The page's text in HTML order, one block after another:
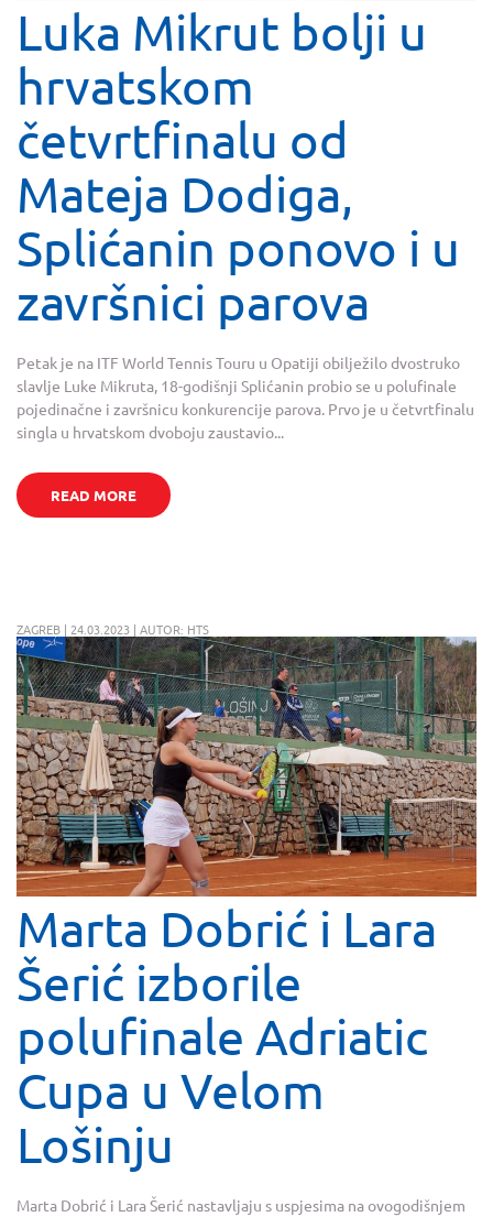
Luka Mikrut bolji u
hrvatskom
četvrtfinalu od
Mateja Dodiga,
Splićanin ponovo i u
završnici parova
Petak je na ITF World Tennis Touru u Opatiji obilježilo dvostruko
slavlje Luke Mikruta, 18-godišnji Splićanin probio se u polufinale
pojedinačne i završnicu konkurencije parova. Prvo je u četvrtfinalu
singla u hrvatskom dvoboju zaustavio...
READ MORE
ZAGREB | 24.03.2023 | AUTOR: HTS
Marta Dobrić i Lara
Šerić izborile
polufinale Adriatic
Cupa u Velom
Lošinju
Marta Dobrić i Lara Šerić nastavljaju s uspjesima na ovogodišnjem